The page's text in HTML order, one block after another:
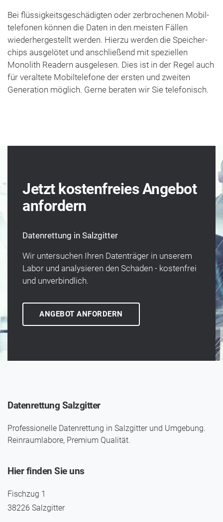
Bei flüssig­keits­geschädigten oder zer­brochenen Mobil­
telefonen können die Daten in den meisten Fällen
wiederhergestellt werden. Hierzu werden die Speicher­
chips aus­gelötet und anschließend mit speziellen
Monolith Readern aus­gelesen. Dies ist in der Regel auch
für veraltete Mobil­telefone der ersten und zweiten
Generation möglich. Gerne beraten wir Sie telefonisch.
Jetzt kostenfreies Angebot
anfordern
Datenrettung in Salzgitter
Wir unter­suchen Ihren Daten­träger in unserem
Labor und analysieren den Schaden - kosten­frei
und un­verbindlich.
ANGEBOT ANFORDERN
Datenrettung Salzgitter
Professionelle Datenrettung in Salzgitter und Umgebung.
Reinraumlabore, Premium Qualität.
Hier finden Sie uns
Fischzug 1
38226 Salzgitter